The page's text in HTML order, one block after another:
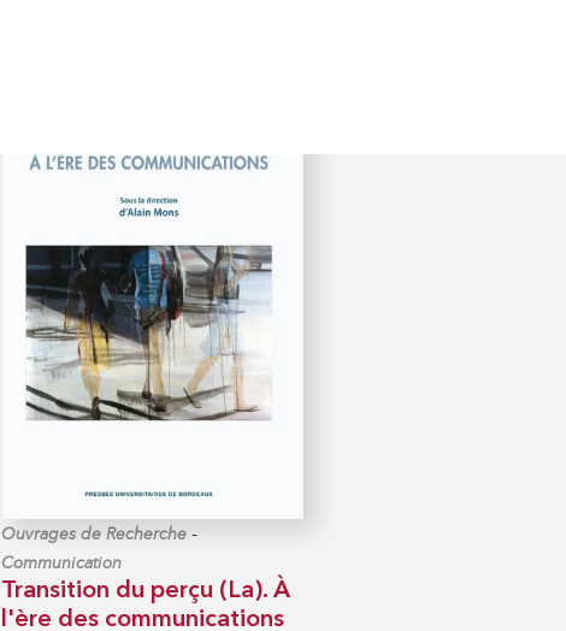
Ouvrages de Recherche-
Communication
Transition du perçu (La). À
l'ère des communications